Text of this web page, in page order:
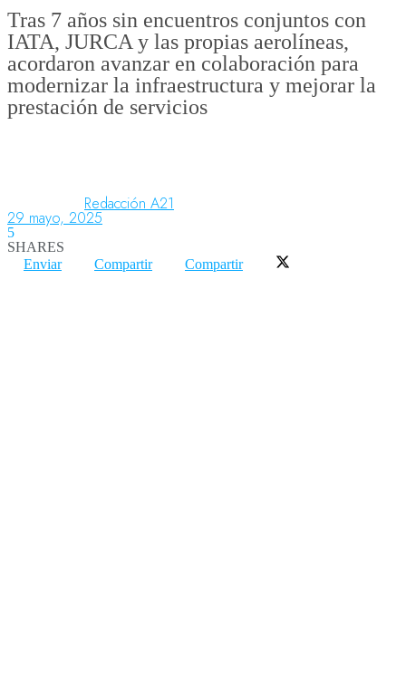
Aeropuertos
Columnistas
Aeroespacial
Innovación
Tras 7 años sin encuentros conjuntos con
IATA, JURCA y las propias aerolíneas,
acordaron avanzar en colaboración para
modernizar la infraestructura y mejorar la
prestación de servicios
Redacción A21
29 mayo, 2025
5
SHARES
Enviar
Compartir Compartir